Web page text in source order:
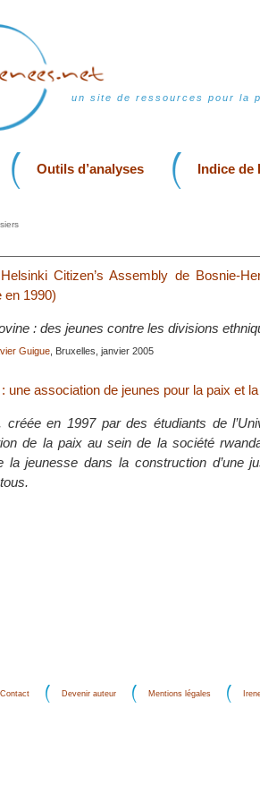
un site de ressources pour la
Outils d’analyses Indice de
Citizen’s Assembly de Bosnie-
en 1990)
: des jeunes contre les divisions
Guigue , Bruxelles, janvier 2005
une association de jeunes pour la paix et
créée en 1997 par des étudiants de
de la paix au sein de la société
la jeunesse dans la construction d’une
Contact Devenir auteur Mentions légales